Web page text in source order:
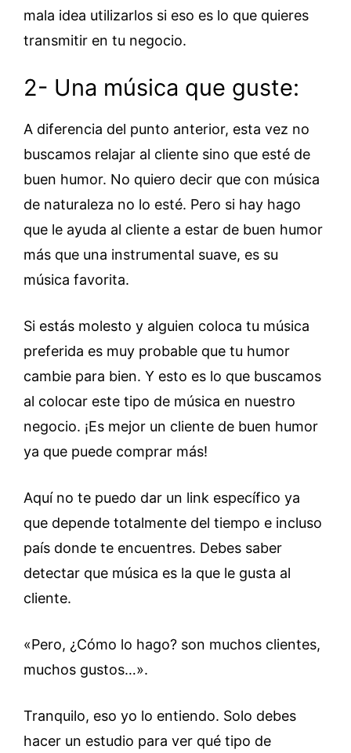
mala idea utilizarlos si eso es lo que quieres
transmitir en tu negocio.
2- Una música que guste:
A diferencia del punto anterior, esta vez no
buscamos relajar al cliente sino que esté de
buen humor. No quiero decir que con música
de naturaleza no lo esté. Pero si hay hago
que le ayuda al cliente a estar de buen humor
más que una instrumental suave, es su
música favorita.
Si estás molesto y alguien coloca tu música
preferida es muy probable que tu humor
cambie para bien. Y esto es lo que buscamos
al colocar este tipo de música en nuestro
negocio. ¡Es mejor un cliente de buen humor
ya que puede comprar más!
Aquí no te puedo dar un link específico ya
que depende totalmente del tiempo e incluso
país donde te encuentres. Debes saber
detectar que música es la que le gusta al
cliente.
«Pero, ¿Cómo lo hago? son muchos clientes,
muchos gustos…».
Tranquilo, eso yo lo entiendo. Solo debes
hacer un estudio para ver qué tipo de